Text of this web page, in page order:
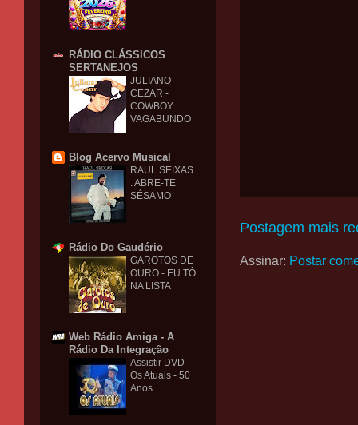
Postagem mais
Assinar: Postar
RÁDIO CLÁSSICOS
SERTANEJOS
JULIANO
CEZAR -
COWBOY
VAGABUNDO
Blog Acervo Musical
RAUL SEIXAS
: ABRE-TE
SÉSAMO
Rádio Do Gaudério
GAROTOS DE
OURO - EU TÔ
NA LISTA
Web Rádio Amiga - A
Rádio Da Integração
Assistir DVD
Os Atuais - 50
Anos